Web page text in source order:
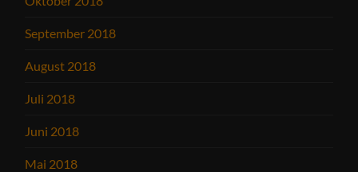
September 2018
August 2018
Juli 2018
Juni 2018
Mai 2018